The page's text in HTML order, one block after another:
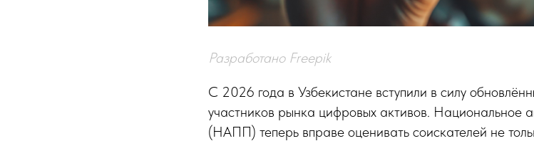
Разработано Freepik
С 2026 года в Узбекистане вступили в силу
участников рынка цифровых активов. Национальное
(НАПП) теперь вправе оценивать соискателей не